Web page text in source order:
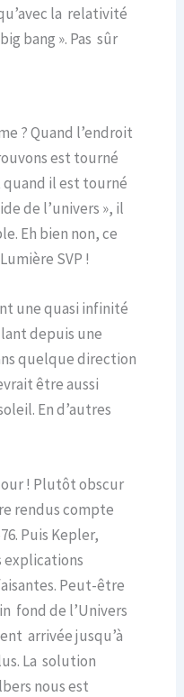
la relativité
bang ». Pas sûr
? Quand l’endroit
est tourné
il est tourné
de l’univers », il
Eh bien non, ce
SVP !
une quasi infinité
depuis une
quelque direction
être aussi
En d’autres
! Plutôt obscur
rendus compte
Puis Kepler,
explications
Peut-être
fond de l’Univers
arrivée jusqu’à
La solution
nous est